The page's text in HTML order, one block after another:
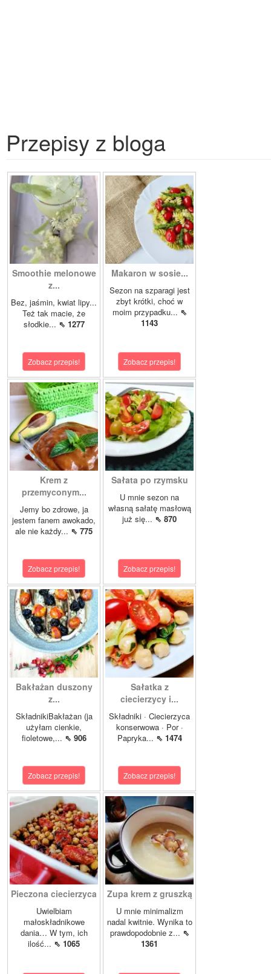
Przepisy z bloga
Smoothie melonowe
z...
Bez, jaśmin, kwiat lipy...
Też tak macie, że
słodkie... ⇖ 1277
Zobacz przepis!
Makaron w sosie...
Sezon na szparagi jest
zbyt krótki, choć w
moim przypadku... ⇖
1143
Zobacz przepis!
Krem z
przemyconym...
Jemy bo zdrowe, ja
jestem fanem awokado,
ale nie każdy... ⇖ 775
Zobacz przepis!
Sałata po rzymsku
U mnie sezon na
własną sałatę masłową
już się... ⇖ 870
Zobacz przepis!
Bakłażan duszony
z...
SkładnikiBakłażan (ja
użyłam cienkie,
fioletowe,... ⇖ 906
Zobacz przepis!
Sałatka z
ciecierzycy i...
Składniki · Ciecierzyca
konserwowa · Por ·
Papryka... ⇖ 1474
Zobacz przepis!
Pieczona ciecierzyca
Uwielbiam
małoskładnikowe
dania… W tym, ich
ilość... ⇖ 1065
Zupa krem z gruszką
U mnie minimalizm
nadal kwitnie. Wynika to
prawdopodobnie z... ⇖
1361